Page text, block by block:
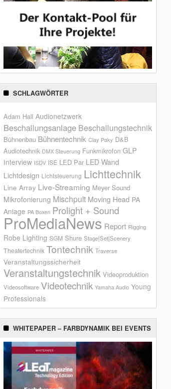
SCHLAGWÖRTER
Adam Hall Audionetzwerk
Beschallungsanlage Beschallungstechnik
Bühnenbau Bühnentechnik Clay Paky D&B
Audiotechnik DMX Steuerung Funkmikrofon GLP
Interview ISDV ISE LED Par LED Wand
Lichtdesign Lichtsteuerung Lichttechnik
Line Array Live-Streaming Meyer Sound
Mikrofonierung Mischpult Moving Head PA
Anlage PA Boxen Prolight + Sound
ProMediaNews Report Rigging
Robe Lighting SGM Shure Stage|Set|Scenery
Theatertechnik Tontechnik Traverse
Veranstaltungssicherheit
Veranstaltungstechnik Videoproduktion
Videosoftware Videotechnik Yamaha Audio Young
Professionals
WHITEPAPER – FARBDYNAMIK BEI EVENTS